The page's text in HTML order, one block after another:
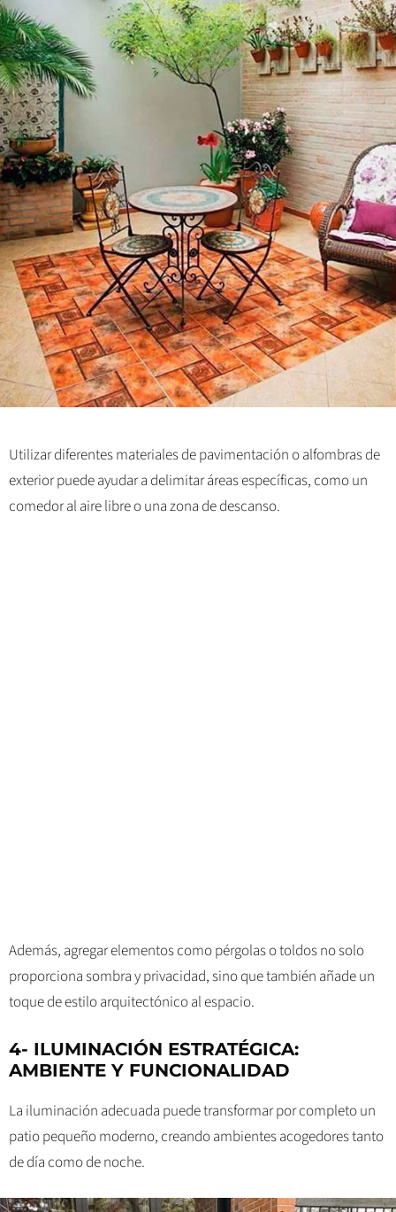
Utilizar diferentes materiales de pavimentación o alfombras de
exterior puede ayudar a delimitar áreas específicas, como un
comedor al aire libre o una zona de descanso.
Además, agregar elementos como pérgolas o toldos no solo
proporciona sombra y privacidad, sino que también añade un
toque de estilo arquitectónico al espacio.
4- ILUMINACIÓN ESTRATÉGICA:
AMBIENTE Y FUNCIONALIDAD
La iluminación adecuada puede transformar por completo un
patio pequeño moderno, creando ambientes acogedores tanto
de día como de noche.